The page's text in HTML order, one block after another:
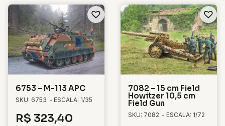
6753 – M-113 APC
SKU: 6753 - ESCALA: 1/35
R$ 323,40
7082 – 15 cm Field
Howitzer 10,5 cm
Field Gun
SKU: 7082 - ESCALA: 1/72